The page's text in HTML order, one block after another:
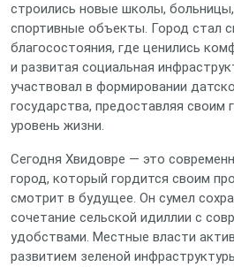
строились новые школы,
спортивные объекты. Город стал
благосостояния, где ценились
и развитая социальная
участвовал в формировании
государства, предоставляя своим
уровень жизни.
Сегодня Хвидовре — это
город, который гордится своим
смотрит в будущее. Он сумел
сочетание сельской идиллии с
удобствами. Местные власти
развитием зеленой